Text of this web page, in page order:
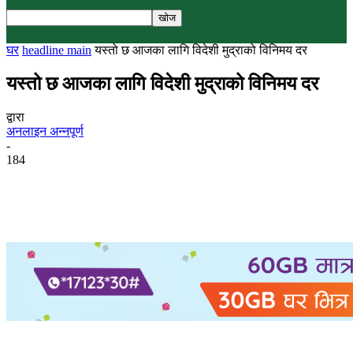
घर headline main यस्तो छ आजका लागि विदेशी मुद्राको विनिमय दर
यस्तो छ आजका लागि विदेशी मुद्राको विनिमय दर
द्वारा
अनलाइन अन्नपूर्ण
-
184